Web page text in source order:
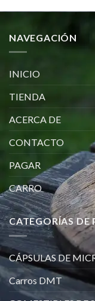
NAVEGACIÓN
INICIO
TIENDA
ACERCA DE
CONTACTO
PAGAR
CARRO
CATEGORÍAS DE
CÁPSULAS DE
Carros DMT